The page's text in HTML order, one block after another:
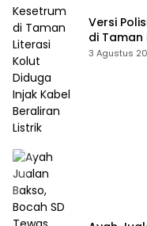
Versi
di Taman
Beraliran
3 Agustus